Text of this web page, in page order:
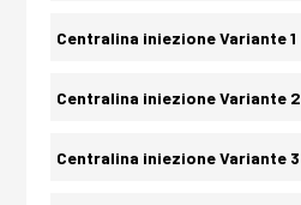
Centralina iniezione Variante 1
Centralina iniezione Variante 2
Centralina iniezione Variante 3